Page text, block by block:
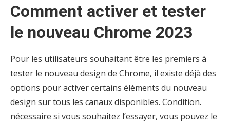
Comment activer et tester
le nouveau Chrome 2023
Pour les utilisateurs souhaitant être les premiers à
tester le nouveau design de Chrome, il existe déjà des
options pour activer certains éléments du nouveau
design sur tous les canaux disponibles. Condition.
nécessaire si vous souhaitez l’essayer, vous pouvez le